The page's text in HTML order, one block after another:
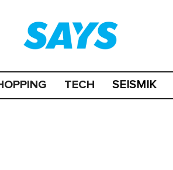
TECH SEISMIK